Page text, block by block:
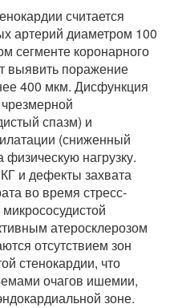
считается
артерий диаметром 100
сегменте коронарного
выявить поражение
400 мкм. Дисфункция
чрезмерной
спазм) и
(сниженный
нагрузку.
и дефекты захвата
во время стресс-
атеросклерозом
отсутствием зон
стенокардии, что
очагов ишемии,
зоне.